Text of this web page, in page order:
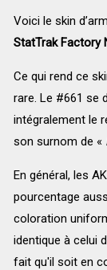
Voici le skin
StatTrak Factory
Ce qui rend ce
rare. Le #661 se
intégralement le
son surnom de «
En général, les
pourcentage
coloration
identique à celui
fait qu'il soit en